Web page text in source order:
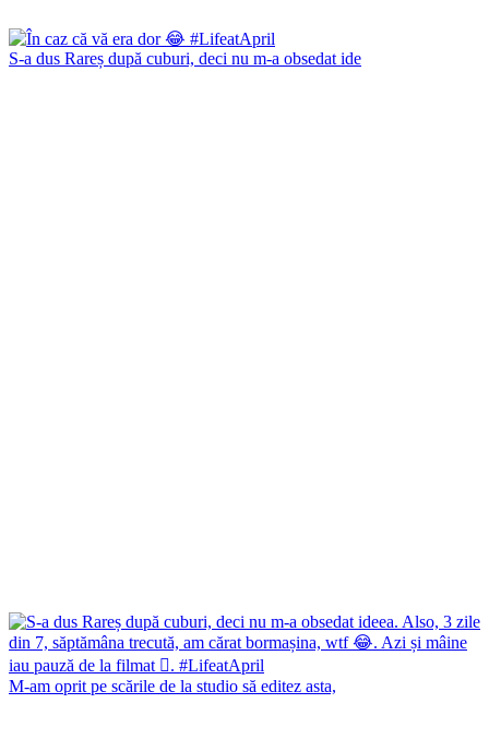
S-a dus Rareș după cuburi, deci nu m-a obsedat ide
M-am oprit pe scările de la studio să editez asta,